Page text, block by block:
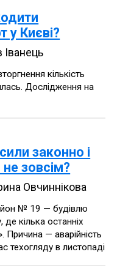
у Києві?
Іванець
кількість
Дослідження на
законно і
зовсім?
Овчиннікова
№ 19 — будівлю
кілька останніх
— аварійність
техогляду в листопаді